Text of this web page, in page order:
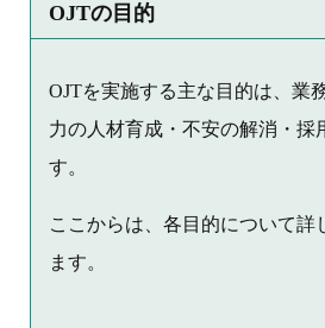
OJTの目的
OJTを実施する主な目的は、業
力の人材育成・不安の解消・採
す。
ここからは、各目的について詳
ます。